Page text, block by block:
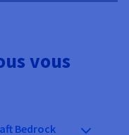
vous
Bedrock